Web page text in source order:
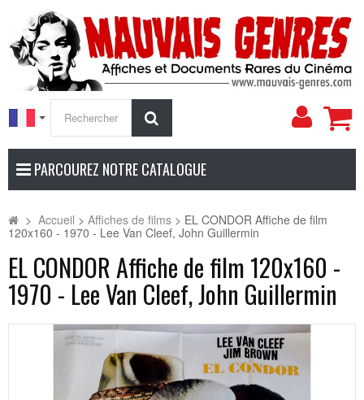
Mon
PARCOUREZ NOTRE CATALOGUE
> Accueil > Affiches de films > EL CONDOR Affiche de film
120x160 - 1970 - Lee Van Cleef, John Guillermin
EL CONDOR Affiche de film 120x160 -
1970 - Lee Van Cleef, John Guillermin